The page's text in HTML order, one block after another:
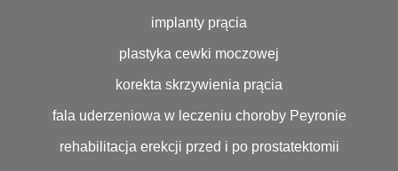
implanty prącia
plastyka cewki moczowej
korekta skrzywienia prącia
fala uderzeniowa w leczeniu choroby Peyronie
rehabilitacja erekcji przed i po prostatektomii